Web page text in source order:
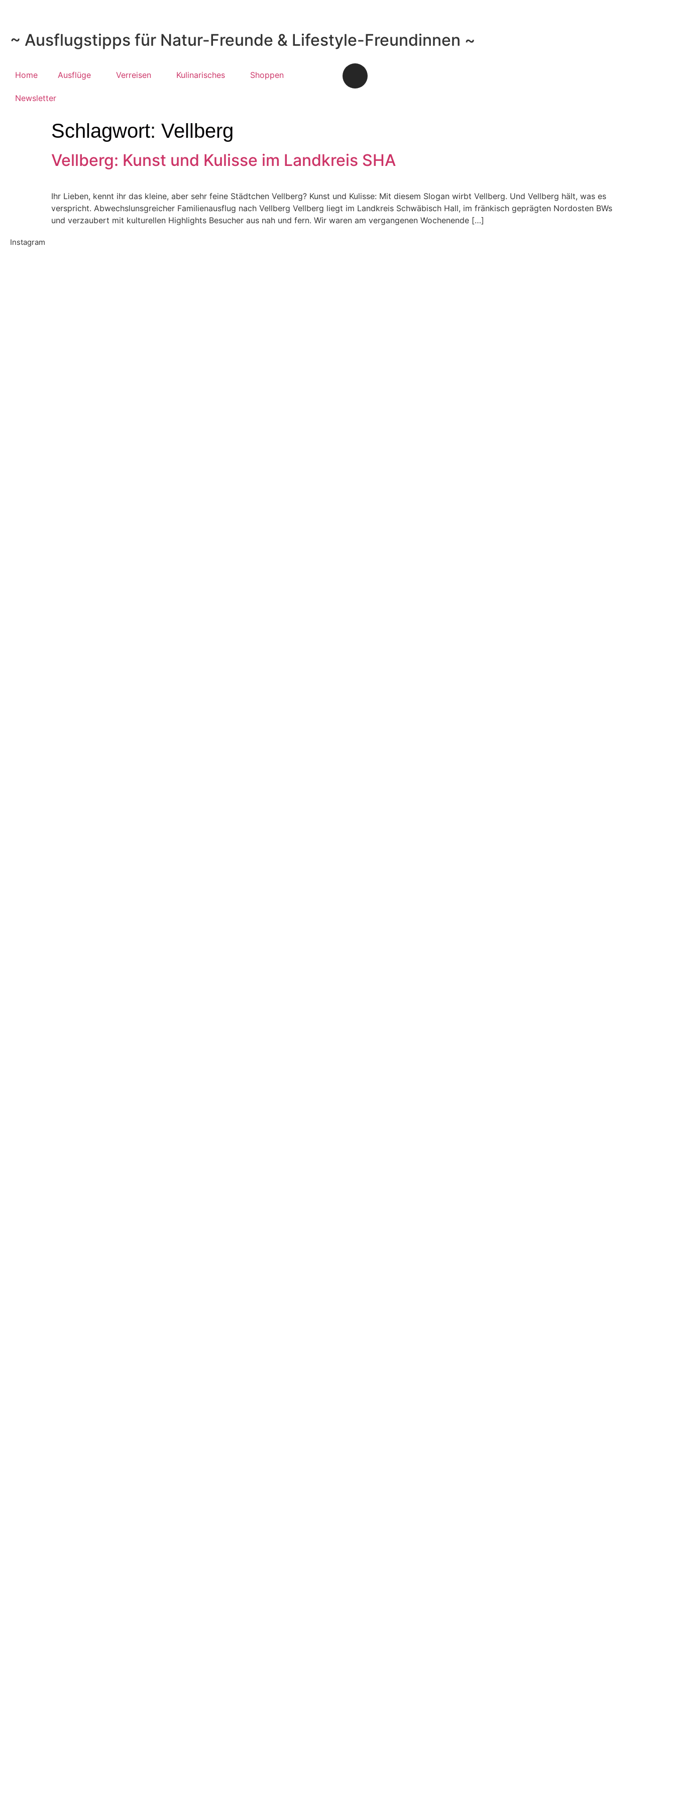
~ Ausflugstipps für Natur-Freunde & Lifestyle-Freundinnen ~
Home Ausflüge Verreisen Kulinarisches Shoppen
Newsletter
Schlagwort: Vellberg
Vellberg: Kunst und Kulisse im Landkreis SHA
Ihr Lieben, kennt ihr das kleine, aber sehr feine Städtchen Vellberg? Kunst und Kulisse: Mit diesem Slogan wirbt Vellberg. Und Vellberg hält, was es
verspricht. Abwechslunsgreicher Familienausflug nach Vellberg Vellberg liegt im Landkreis Schwäbisch Hall, im fränkisch geprägten Nordosten BWs
und verzaubert mit kulturellen Highlights Besucher aus nah und fern. Wir waren am vergangenen Wochenende […]
Instagram